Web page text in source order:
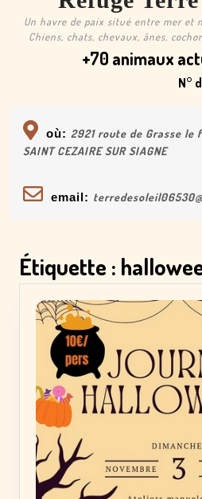
Un havre de paix situé entre mer et
Chiens, chats, chevaux, ânes,
+70 animaux
N°
où: 2921 route de Grasse
SAINT CEZAIRE SUR SIAGNE
email:
Étiquette :